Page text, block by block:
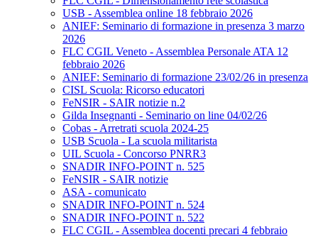
USB - Assemblea online 18 febbraio 2026
ANIEF: Seminario di formazione in presenza 3 marzo
2026
FLC CGIL Veneto - Assemblea Personale ATA 12
febbraio 2026
ANIEF: Seminario di formazione 23/02/26 in presenza
CISL Scuola: Ricorso educatori
FeNSIR - SAIR notizie n.2
Gilda Insegnanti - Seminario on line 04/02/26
Cobas - Arretrati scuola 2024-25
USB Scuola - La scuola militarista
UIL Scuola - Concorso PNRR3
SNADIR INFO-POINT n. 525
FeNSIR - SAIR notizie
ASA - comunicato
SNADIR INFO-POINT n. 524
SNADIR INFO-POINT n. 522
FLC CGIL - Assemblea docenti precari 4 febbraio